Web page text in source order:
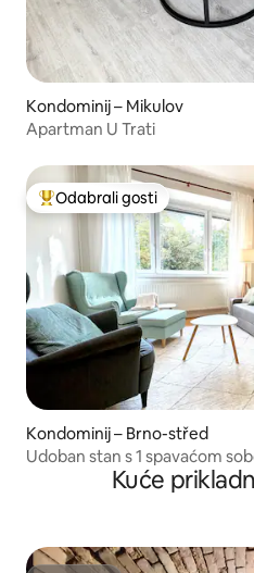
Kondominij – Mikulov
Apartman U Trati
Među najviše rangiranima s
Odabrali gosti
Kondominij – Brno-střed
Udoban stan s 1 spavaćom
Kuće